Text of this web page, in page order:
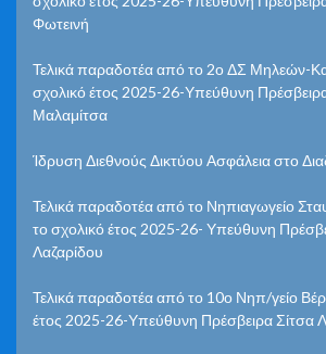
Φωτεινή
Τελικά παραδοτέα από το 2ο ΔΣ Μηλεών-
σχολικό έτος 2025-26-Υπεύθυνη Πρέσβειρα
Μαλαμίτσα
Ίδρυση Διεθνούς Δικτύου Ασφάλεια στο
Τελικά παραδοτέα από το Νηπιαγωγείο
το σχολικό έτος 2025-26- Υπεύθυνη
Λαζαρίδου
Τελικά παραδοτέα από το 10ο Νηπ/γείο
έτος 2025-26-Υπεύθυνη Πρέσβειρα Σίτσα